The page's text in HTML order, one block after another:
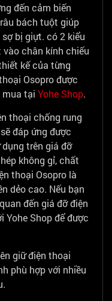
đến cảm biến
bách tuột giúp
bị giựt. có 2 kiểu
chân kính chiếu
kế của từng
Osopro được
mua tại Yohe Shop.
thoại chống rung
đáp ứng được
trên giá đỡ
không gỉ, chất
thoại Osopro là
dẻo cao. Nếu bạn
đến giá đỡ điện
Yohe Shop để được
giữ điện thoại
phù hợp với nhiều